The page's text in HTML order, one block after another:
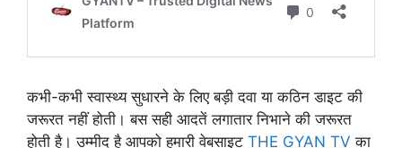
कभी-कभी स्वास्थ्य सुधारने के लिए बड़ी दवा या कठिन डाइट की
जरूरत नहीं होती। बस सही आदतें लगातार निभाने की जरूरत
होती है। उम्मीद है आपको हमारी वेबसाइट THE GYAN TV का